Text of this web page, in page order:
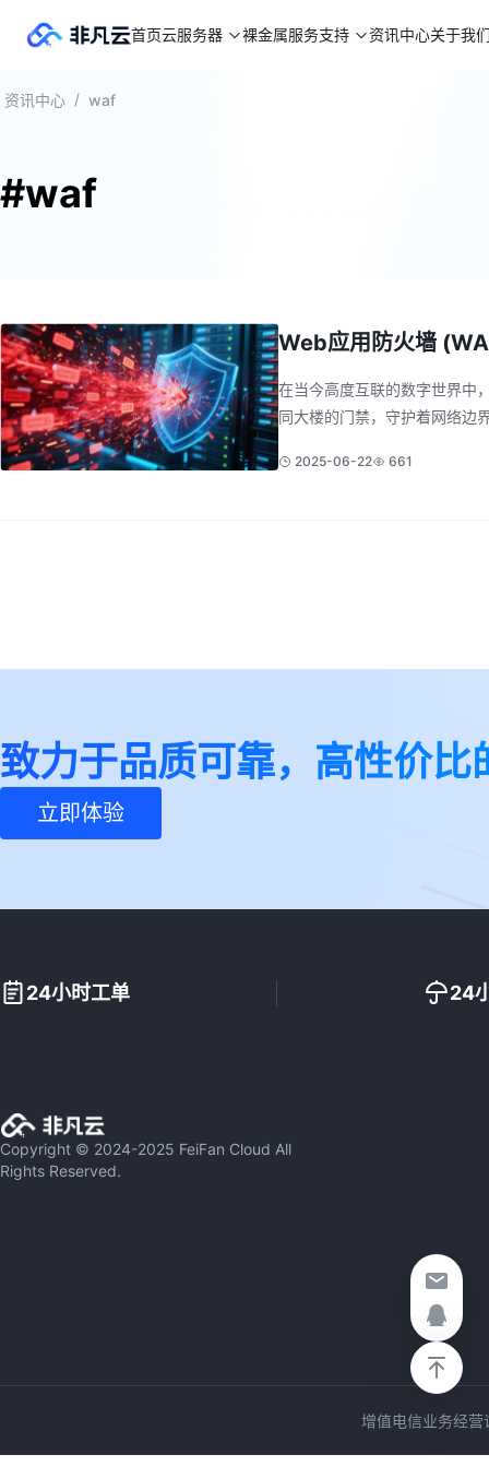
首页云服务器 裸金属服务支持 资讯中心关于我
资讯中心 / waf
#waf
Web应用防火墙
在当今高度互联的数字世界中
同大楼的门禁，守护着网络边
2025-06-22 661
致力于品质可靠，高性价比
立即体验
24小时工单 24
Copyright © 2024-2025 FeiFan Cloud All
Rights Reserved.
增值电信业务经